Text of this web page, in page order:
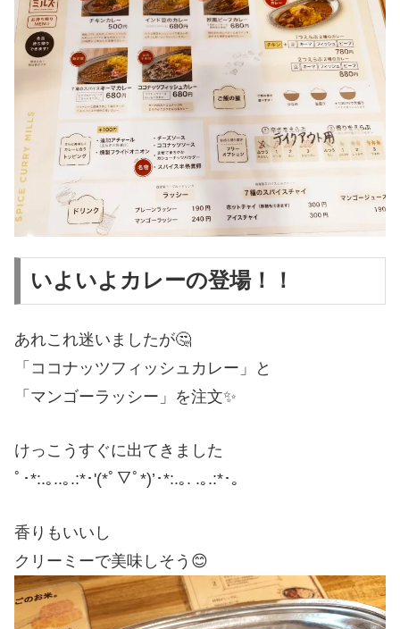
いよいよカレーの登場！！
あれこれ迷いましたが🤔
「ココナッツフィッシュカレー」と
「マンゴーラッシー」を注文✨
けっこうすぐに出てきました
ﾟ･*:.｡..｡.:*･'(*ﾟ▽ﾟ*)’･*:.｡. .｡.:*･。
香りもいいし
クリーミーで美味しそう😊